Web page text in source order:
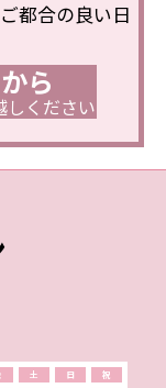
都合の良い日
ら
しください
土 日
祝